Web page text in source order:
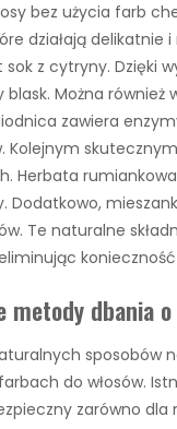
bez użycia farb
działają delikatnie
sok z cytryny. Dzięki
Można
zawiera
Kolejnym
Herbata
Dodatkowo,
Te naturalne
metody dbania o
sposobów
do włosów.
zarówno dla